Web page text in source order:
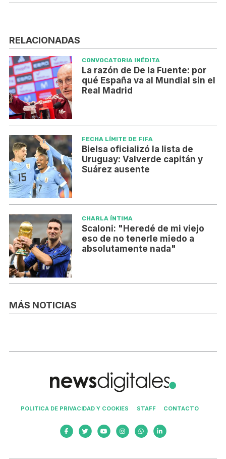
RELACIONADAS
CONVOCATORIA INÉDITA
La razón de De la Fuente: por
qué España va al Mundial sin el
Real Madrid
FECHA LÍMITE DE FIFA
Bielsa oficializó la lista de
Uruguay: Valverde capitán y
Suárez ausente
CHARLA ÍNTIMA
Scaloni: "Heredé de mi viejo
eso de no tenerle miedo a
absolutamente nada"
MÁS NOTICIAS
POLITICA DE PRIVACIDAD Y COOKIES STAFF CONTACTO